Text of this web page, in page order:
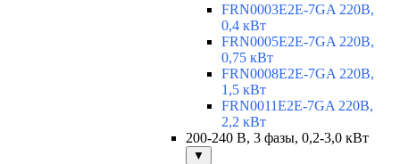
FRN0003E2E-7GA 220В,
0,4 кВт
FRN0005E2E-7GA 220В,
0,75 кВт
FRN0008E2E-7GA 220В,
1,5 кВт
FRN0011E2E-7GA 220В,
2,2 кВт
200-240 В, 3 фазы, 0,2-3,0 кВт
▼